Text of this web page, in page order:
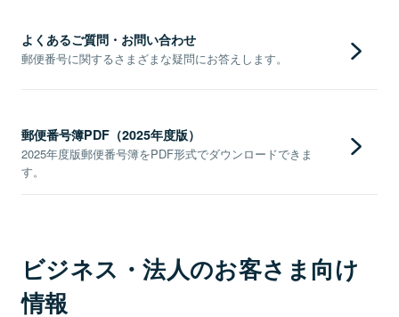
よくあるご質問・お問い合わせ
郵便番号に関するさまざまな疑問にお答えします。
郵便番号簿PDF（2025年度版）
2025年度版郵便番号簿をPDF形式でダウンロードできま
す。
ビジネス・法人のお客さま向け
情報